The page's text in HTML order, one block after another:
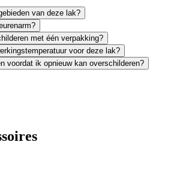
van deze lak?
met één verpakking?
voor deze lak?
voordat ik opnieuw kan overschilderen?